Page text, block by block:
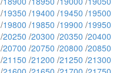
/19350 /19400 /19450 /19500
/19800 /19850 /19900 /19950
/20250 /20300 /20350 /20400
/20700 /20750 /20800 /20850
/21150 /21200 /21250 /21300